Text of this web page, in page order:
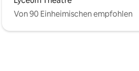
Von 90 Einheimischen empfohlen